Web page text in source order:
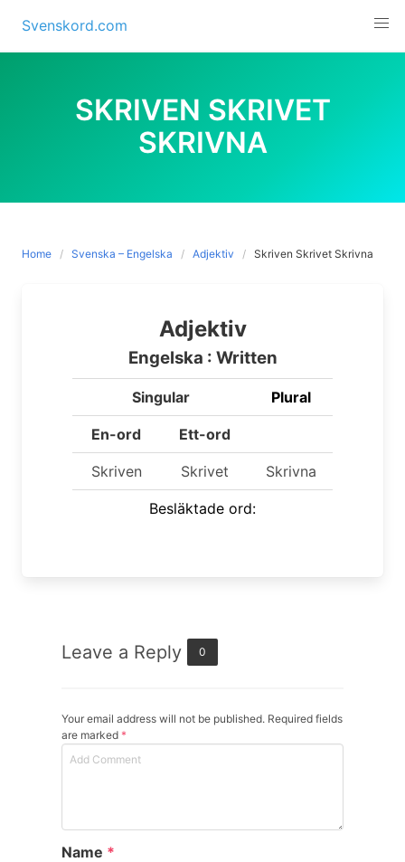
content
Svenskord.com
SKRIVEN SKRIVET
SKRIVNA
Home Svenska – Engelska Adjektiv Skriven Skrivet Skrivna
Adjektiv
Engelska : Written
Singular Plural
En-ord Ett-ord
Skriven Skrivet Skrivna
Besläktade ord:
Leave a Reply 0
Your email address will not be published. Required fields
are marked *
Name *